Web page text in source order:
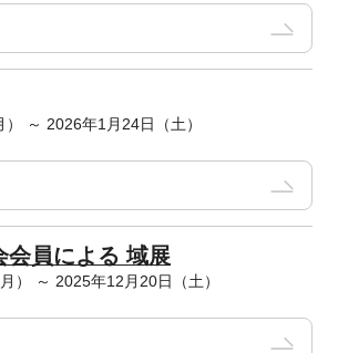
～ 2026年1月24日（土）
会員による 域展
） ～ 2025年12月20日（土）